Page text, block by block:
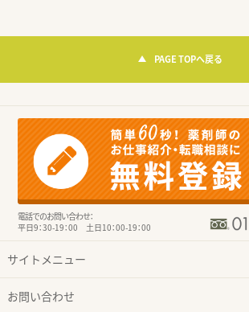
PAGE TOPへ戻る
電話でのお問い合わせ：
平日9：30-19：00 土日10：00-19：00
サイトメニュー
お問い合わせ